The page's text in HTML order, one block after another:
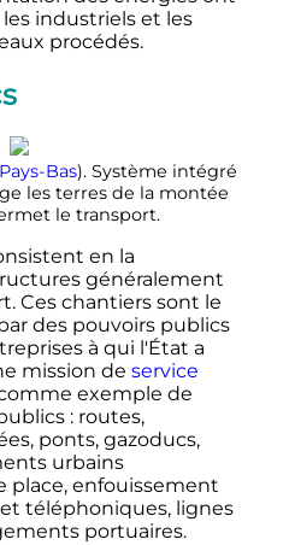
industriels et les
procédés.
Pays-Bas). Système intégré
les terres de la montée
le transport.
en la
généralement
Ces chantiers sont le
des pouvoirs publics
à qui l'État a
mission de service
exemple de
: routes,
ponts, gazoducs,
urbains
place, enfouissement
téléphoniques, lignes
portuaires.